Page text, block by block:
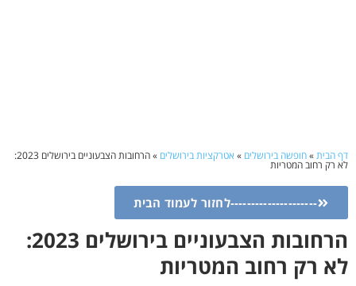
דף הבית»חופשה בירושלים » אטרקציות בירושלים » הרחובות הצבעוניים בירושלים 2023:
לא רק רחוב המטריות
---------------------לחזור לעמוד הבית
הרחובות הצבעוניים בירושלים 2023:
לא רק רחוב המטריות